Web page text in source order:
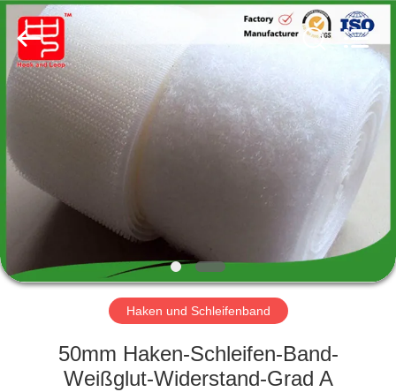
ZU
HAUSE
PRODUKTE
ÜBER
UNS
WERKSBESICHTIGUNG
QUALITÄTSKONTROLLE
Loop
Ltd.
Rights
Reserved.
Haken und Schleifenband
50mm Haken-Schleifen-Band-
Weißglut-Widerstand-Grad A